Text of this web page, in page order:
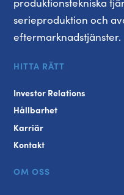
serieproduktion och
eftermarknadstjänster.
HITTA RÄTT
Investor Relations
Hållbarhet
Karriär
Kontakt
OM OSS